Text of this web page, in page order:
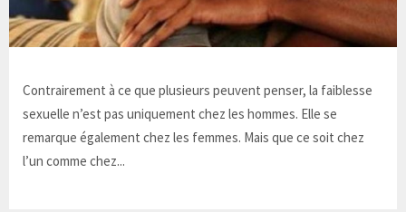
Contrairement à ce que plusieurs peuvent penser, la faiblesse
sexuelle n’est pas uniquement chez les hommes. Elle se
remarque également chez les femmes. Mais que ce soit chez
l’un comme chez...